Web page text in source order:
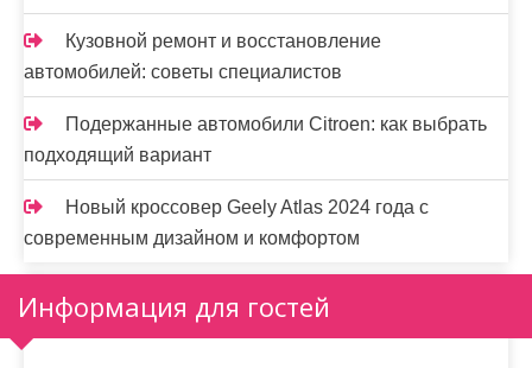
Кузовной ремонт и восстановление
автомобилей: советы специалистов
Подержанные автомобили Citroen: как выбрать
подходящий вариант
Новый кроссовер Geely Atlas 2024 года с
современным дизайном и комфортом
Информация для гостей